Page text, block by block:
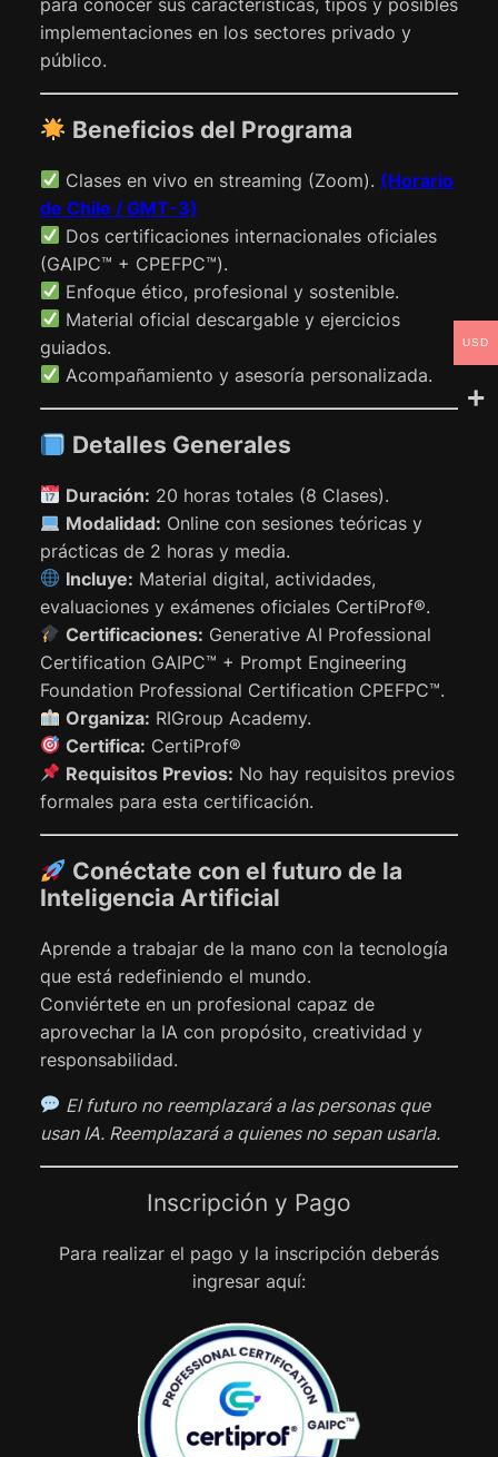
implementaciones en los sectores privado y
público.
Beneficios del Programa
Clases en vivo en streaming (Zoom). (Horario
de Chile / GMT-3)
Dos certificaciones internacionales oficiales
(GAIPC™ + CPEFPC™).
Enfoque ético, profesional y sostenible.
Material oficial descargable y ejercicios
guiados.
Acompañamiento y asesoría personalizada.
Detalles Generales
Duración: 20 horas totales (8 Clases).
Modalidad: Online con sesiones teóricas y
prácticas de 2 horas y media.
Incluye: Material digital, actividades,
evaluaciones y exámenes oficiales CertiProf®.
Certificaciones: Generative AI Professional
Certification GAIPC™ + Prompt Engineering
Foundation Professional Certification CPEFPC™.
Organiza: RIGroup Academy.
Certifica: CertiProf®
Requisitos Previos: No hay requisitos previos
formales para esta certificación.
Conéctate con el futuro de la
Inteligencia Artificial
Aprende a trabajar de la mano con la tecnología
que está redefiniendo el mundo.
Conviértete en un profesional capaz de
aprovechar la IA con propósito, creatividad y
responsabilidad.
El futuro no reemplazará a las personas que
usan IA. Reemplazará a quienes no sepan usarla.
Inscripción y Pago
Para realizar el pago y la inscripción deberás
ingresar aquí:
USD